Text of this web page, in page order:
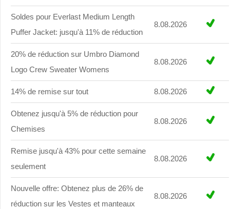
Soldes pour Everlast Medium Length
Puffer Jacket: jusqu'à 11% de réduction
8.08.2026
20% de réduction sur Umbro Diamond
Logo Crew Sweater Womens
8.08.2026
14% de remise sur tout 8.08.2026
Obtenez jusqu'à 5% de réduction pour
Chemises
8.08.2026
Remise jusqu'à 43% pour cette semaine
seulement
8.08.2026
Nouvelle offre: Obtenez plus de 26% de
réduction sur les Vestes et manteaux
8.08.2026